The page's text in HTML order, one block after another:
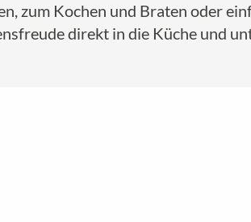
zum Kochen und Braten oder
direkt in die Küche und